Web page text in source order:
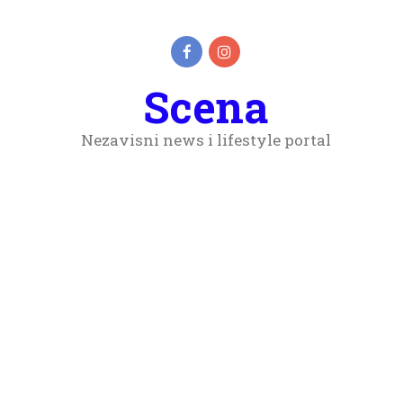
Scena
Nezavisni news i lifestyle portal